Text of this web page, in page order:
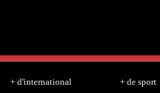
+ d'international + de sport